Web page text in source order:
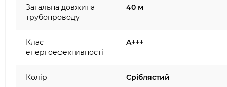
Загальна довжина
трубопроводу
40 м
Клас
енергоефективності
A+++
Колір Сріблястий